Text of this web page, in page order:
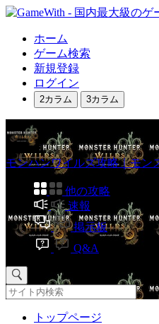
ホーム
ゲーム検索
新規登録
ログイン
2カラム 3カラム
モンハンワイルズ攻略｜モン
他の攻略
速報
掲示板
Q&A
トップページ